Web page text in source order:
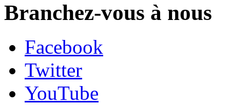
Branchez-vous à nous
Facebook
Twitter
YouTube